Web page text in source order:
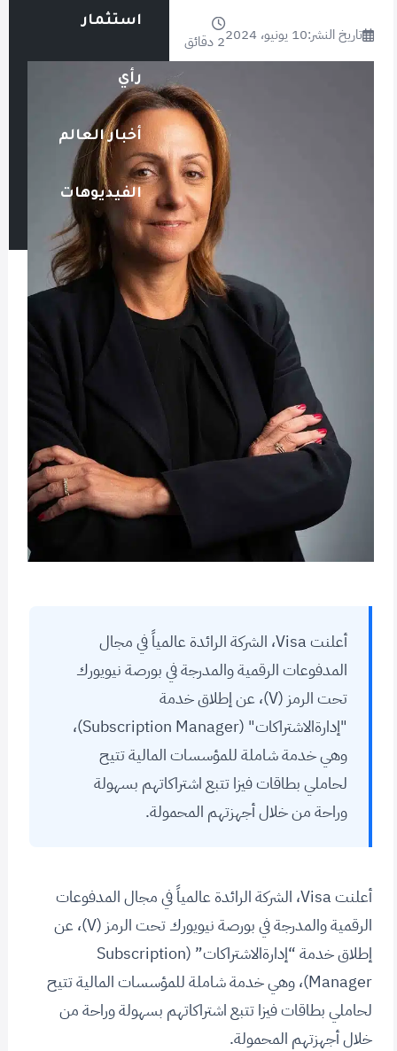
استثمار
رأي
أخبار العالم
الفيديوهات
تاريخ النشر:10 يونيو، 2024 2 دقائق
أعلنت Visa، الشركة الرائدة عالمياً في مجال
المدفوعات الرقمية والمدرجة في بورصة نيويورك
تحت الرمز (V)، عن إطلاق خدمة
"إدارةالاشتراكات" (Subscription Manager)،
وهي خدمة شاملة للمؤسسات المالية تتيح
لحاملي بطاقات فيزا تتبع اشتراكاتهم بسهولة
وراحة من خلال أجهزتهم المحمولة.
أعلنت Visa، الشركة الرائدة عالمياً في مجال المدفوعات
الرقمية والمدرجة في بورصة نيويورك تحت الرمز (V)، عن
إطلاق خدمة “إدارةالاشتراكات” (Subscription
Manager)، وهي خدمة شاملة للمؤسسات المالية تتيح
لحاملي بطاقات فيزا تتبع اشتراكاتهم بسهولة وراحة من
خلال أجهزتهم المحمولة.